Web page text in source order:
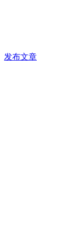
发布文章